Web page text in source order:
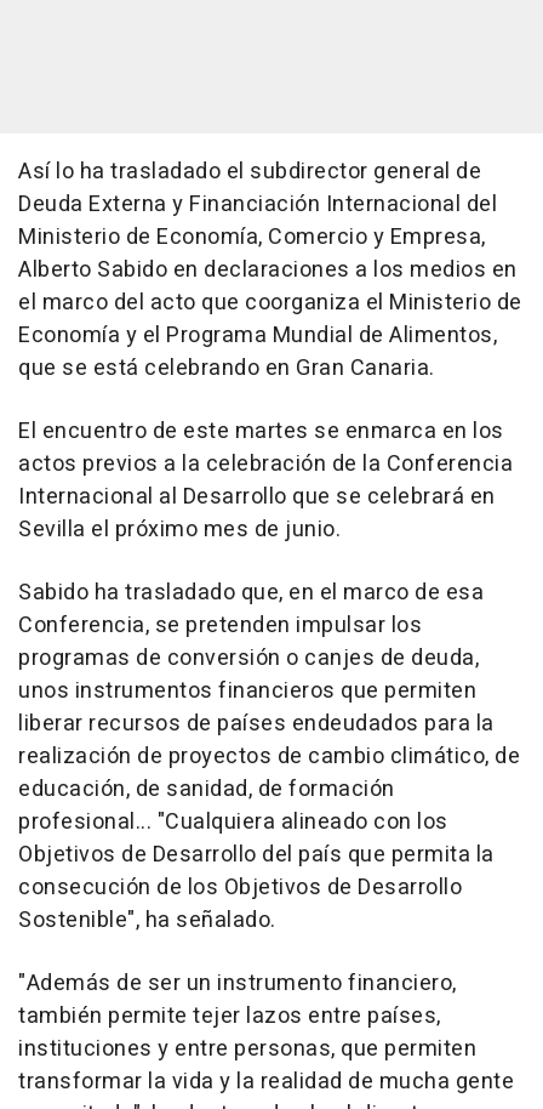
Así lo ha trasladado el subdirector general de
Deuda Externa y Financiación Internacional del
Ministerio de Economía, Comercio y Empresa,
Alberto Sabido en declaraciones a los medios en
el marco del acto que coorganiza el Ministerio de
Economía y el Programa Mundial de Alimentos,
que se está celebrando en Gran Canaria.
El encuentro de este martes se enmarca en los
actos previos a la celebración de la Conferencia
Internacional al Desarrollo que se celebrará en
Sevilla el próximo mes de junio.
Sabido ha trasladado que, en el marco de esa
Conferencia, se pretenden impulsar los
programas de conversión o canjes de deuda,
unos instrumentos financieros que permiten
liberar recursos de países endeudados para la
realización de proyectos de cambio climático, de
educación, de sanidad, de formación
profesional... "Cualquiera alineado con los
Objetivos de Desarrollo del país que permita la
consecución de los Objetivos de Desarrollo
Sostenible", ha señalado.
"Además de ser un instrumento financiero,
también permite tejer lazos entre países,
instituciones y entre personas, que permiten
transformar la vida y la realidad de mucha gente